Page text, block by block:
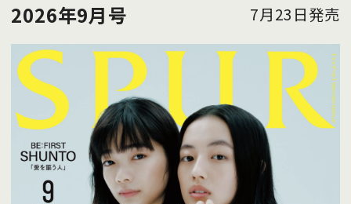
2026年9月号 7月23日発売